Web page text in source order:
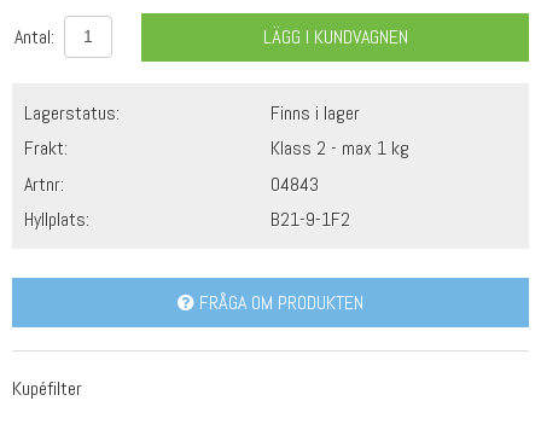
Antal: LÄGG I KUNDVAGNEN
Lagerstatus:
Finns i lager
Frakt:
Klass 2 - max 1 kg
Artnr:
04843
Hyllplats:
B21-9-1F2
FRÅGA OM PRODUKTEN
Kupéfilter